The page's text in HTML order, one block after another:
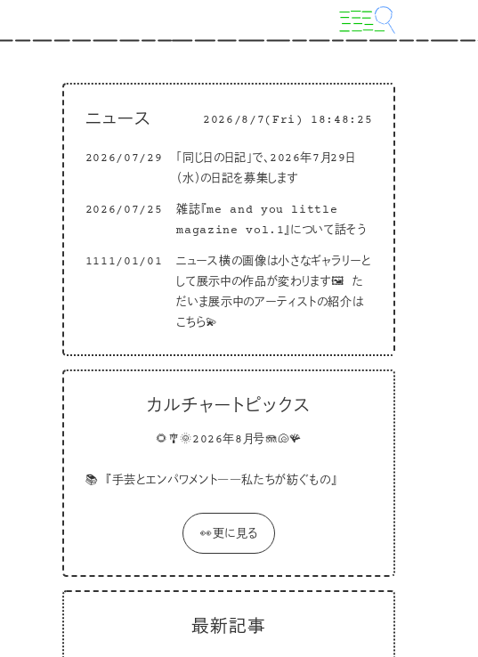
ニュース 2026/8/7(Fri) 18:48:26
2026/07/29
「同じ日の日記」で、2026年7月29日
（水）の日記を募集します
2026/07/25
雑誌『me and you little
magazine vol.1』について話そう
1111/01/01
ニュース横の画像は小さなギャラリーと
して展示中の作品が変わります🖼 た
だいま展示中のアーティストの紹介は
こちら💫
カルチャートピックス
🌻🎐🌞2026年8月号🪼🐚🪸
📚 『手芸とエンパワメント――私たちが紡ぐもの』
👀更に見る
最新記事